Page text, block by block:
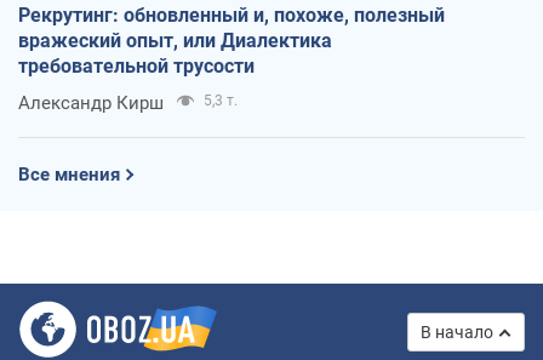
Рекрутинг: обновленный и, похоже, полезный
вражеский опыт, или Диалектика
требовательной трусости
Александр Кирш 5,3 т.
Все мнения
В начало